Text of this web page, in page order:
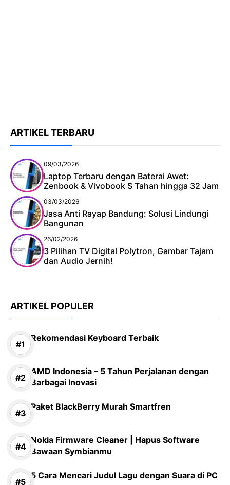
ARTIKEL TERBARU
09/03/2026
Laptop Terbaru dengan Baterai Awet:
Zenbook & Vivobook S Tahan hingga 32 Jam
03/03/2026
Jasa Anti Rayap Bandung: Solusi Lindungi
Bangunan
26/02/2026
3 Pilihan TV Digital Polytron, Gambar Tajam
dan Audio Jernih!
ARTIKEL POPULER
Rekomendasi Keyboard Terbaik
AMD Indonesia – 5 Tahun Perjalanan dengan
Barbagai Inovasi
Paket BlackBerry Murah Smartfren
Nokia Firmware Cleaner | Hapus Software
Bawaan Symbianmu
5 Cara Mencari Judul Lagu dengan Suara di PC